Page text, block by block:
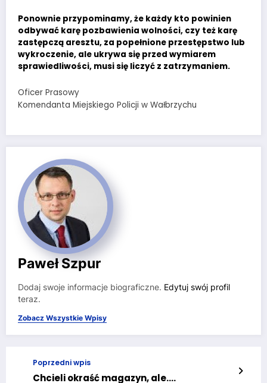
Ponownie przypominamy, że każdy kto powinien
odbywać karę pozbawienia wolności, czy też karę
zastępczą aresztu, za popełnione przestępstwo lub
wykroczenie, ale ukrywa się przed wymiarem
sprawiedliwości, musi się liczyć z zatrzymaniem.
Oficer Prasowy
Komendanta Miejskiego Policji w Wałbrzychu
Paweł Szpur
Dodaj swoje informacje biograficzne. Edytuj swój profil
teraz.
Zobacz Wszystkie Wpisy
Poprzedni wpis
Chcieli okraść magazyn, ale….